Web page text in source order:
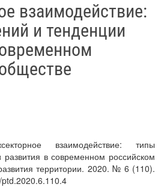
взаимодействие:
и тенденции
взаимодействие: типы
в современном российском
территории. 2020. № 6 (110).